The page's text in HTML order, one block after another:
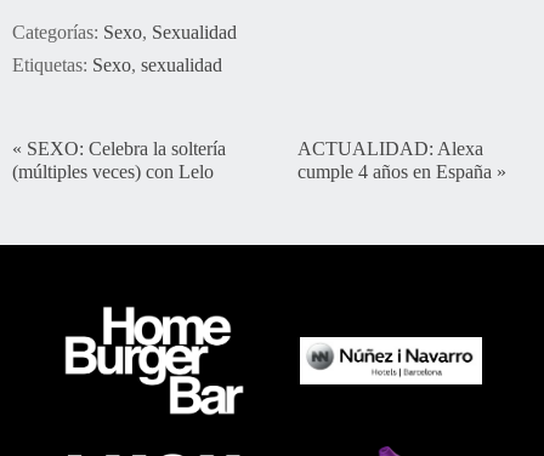
Categorías: Sexo, Sexualidad
Etiquetas: Sexo, sexualidad
« SEXO: Celebra la soltería
(múltiples veces) con Lelo
ACTUALIDAD: Alexa
cumple 4 años en España »